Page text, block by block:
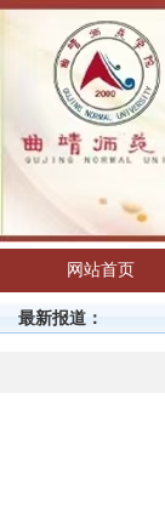
网站首页
最新报道：